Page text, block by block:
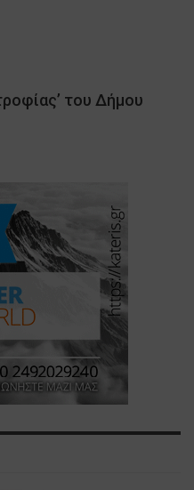
του Δήμου